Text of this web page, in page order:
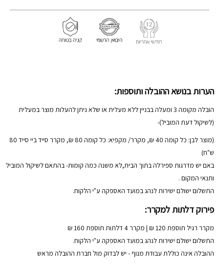
הערות בנושא ההובלה ותוספות:
הובלה מקומה 3 ומעלה בבניין ללא מעלית או שלא ניתן להעלות מוצר במעלית
(לשיקול דעת המוביל)-
(מוצר לבן: כל קומה 40 ₪, מקרר/ מקפיא: כל קומה 80 ₪, מקרר סייד ביי סייד 80
ש"ח)
באם יש מדרגות ספירלה בתוך הבית,לא משנה כמה קומות- בהתאם לשיקול המוביל
ותנאי המקום .
התשלום ישולם ישירות לנהג במועד האספקה ע"י הלקוח.
פירוק דלתות למקרר:
מקרר רגיל תוספת 120 ₪ | מקרר 4 דלתות תוספת 160 ₪
התשלום ישולם ישירות לנהג במועד האספקה ע"י הלקוח.
ההובלה אינה כוללת עבודת מנוף - יש לבדוק מול חברת ההובלה מראש